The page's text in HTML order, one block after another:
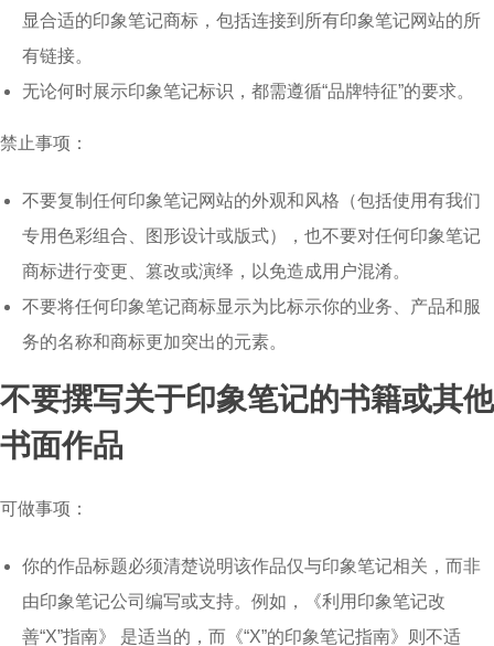
显合适的印象笔记商标，包括连接到所有印象笔记网站的所
有链接。
无论何时展示印象笔记标识，都需遵循“品牌特征”的要求。
禁止事项：
不要复制任何印象笔记网站的外观和风格（包括使用有我们
专用色彩组合、图形设计或版式），也不要对任何印象笔记
商标进行变更、篡改或演绎，以免造成用户混淆。
不要将任何印象笔记商标显示为比标示你的业务、产品和服
务的名称和商标更加突出的元素。
不要撰写关于印象笔记的书籍或其他
书面作品
可做事项：
你的作品标题必须清楚说明该作品仅与印象笔记相关，而非
由印象笔记公司编写或支持。例如，《利用印象笔记改
善“X”指南》 是适当的，而《“X”的印象笔记指南》则不适